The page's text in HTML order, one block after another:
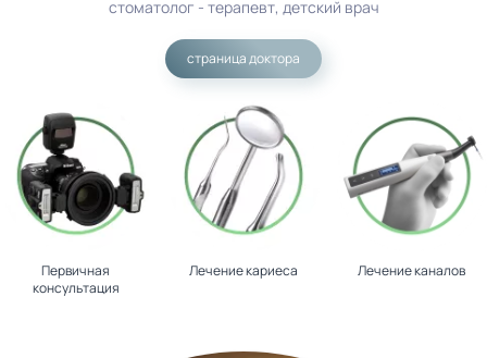
стоматолог - терапевт, детский врач
страница доктора
Первичная
консультация
Лечение кариеса Лечение каналов